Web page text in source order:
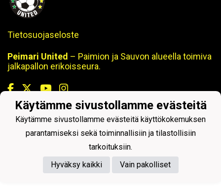
Tietosuojaseloste
Peimari United – Paimion ja Sauvon alueella toimiva
jalkapallon erikoisseura.
Powered by
Käytämme sivustollamme evästeitä
Käytämme sivustollamme evästeitä käyttökokemuksen
parantamiseksi sekä toiminnallisiin ja tilastollisiin
tarkoituksiin.
Hyväksy kaikki
Vain pakolliset